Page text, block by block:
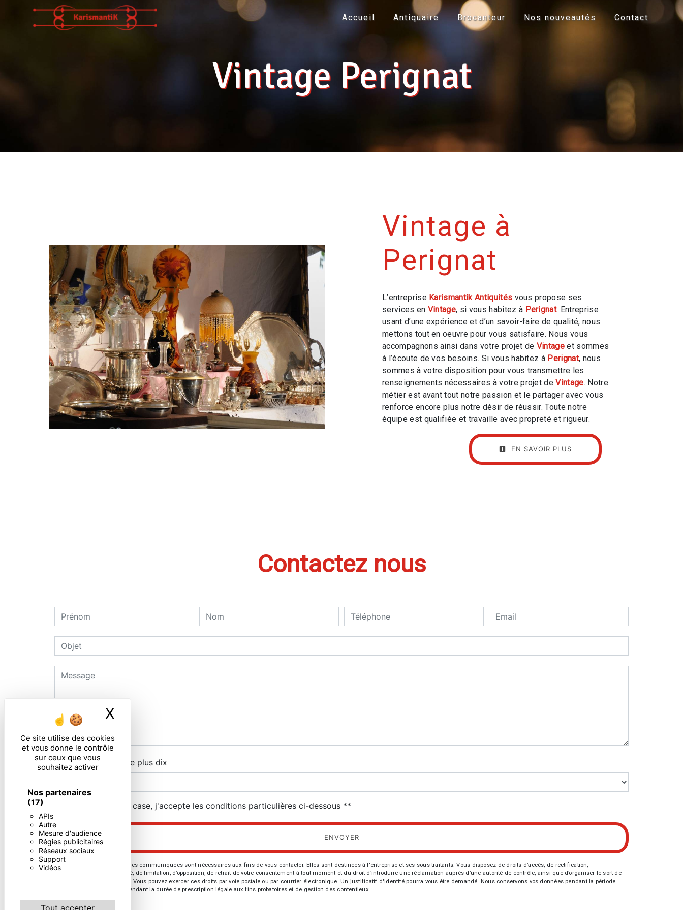
Panneau de gestion des cookies
Ce site utilise des cookies
et vous donne le contrôle
sur ceux que vous
souhaitez activer
Nos partenaires
(17)
APIs
Autre
Mesure d'audience
Régies publicitaires
Réseaux sociaux
Support
Vidéos
Tout accepter
X
Accueil Antiquaire Brocanteur Nos nouveautés Contact
Vintage Perignat
Vintage à
Perignat
L’entreprise Karismantik Antiquités vous propose ses
services en Vintage, si vous habitez à Perignat. Entreprise
usant d’une expérience et d’un savoir-faire de qualité, nous
mettons tout en oeuvre pour vous satisfaire. Nous vous
accompagnons ainsi dans votre projet de Vintage et sommes
à l’écoute de vos besoins. Si vous habitez à Perignat, nous
sommes à votre disposition pour vous transmettre les
renseignements nécessaires à votre projet deVintage. Notre
métier est avant tout notre passion et le partager avec vous
renforce encore plus notre désir de réussir. Toute notre
équipe est qualifiée et travaille avec propreté et rigueur.
EN SAVOIR PLUS
Contactez nous
Combien font quatre plus dix
En cochant cette case, j'accepte les conditions particulières ci-dessous **
ENVOYER
** Les données personnelles communiquées sont nécessaires aux fins de vous contacter. Elles sont destinées à l'entreprise et ses sous-traitants. Vous disposez de droits d’accès, de rectification,
d’effacement, de portabilité, de limitation, d’opposition, de retrait de votre consentement à tout moment et du droit d’introduire une réclamation auprès d’une autorité de contrôle, ainsi que d’organiser le sort de
vos données post-mortem. Vous pouvez exercer ces droits par voie postale ou par courrier électronique. Un justificatif d'identité pourra vous être demandé. Nous conservons vos données pendant la période
de prise de contact puis pendant la durée de prescription légale aux fins probatoires et de gestion des contentieux.